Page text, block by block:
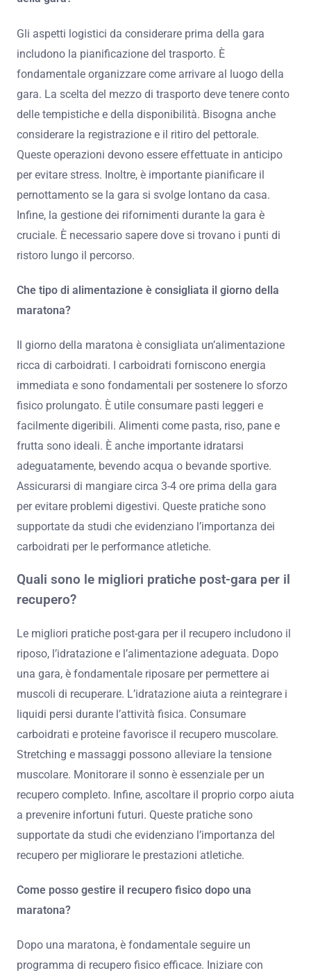
Gli aspetti logistici da considerare prima della gara
includono la pianificazione del trasporto. È
fondamentale organizzare come arrivare al luogo della
gara. La scelta del mezzo di trasporto deve tenere conto
delle tempistiche e della disponibilità. Bisogna anche
considerare la registrazione e il ritiro del pettorale.
Queste operazioni devono essere effettuate in anticipo
per evitare stress. Inoltre, è importante pianificare il
pernottamento se la gara si svolge lontano da casa.
Infine, la gestione dei rifornimenti durante la gara è
cruciale. È necessario sapere dove si trovano i punti di
ristoro lungo il percorso.
Che tipo di alimentazione è consigliata il giorno della
maratona?
Il giorno della maratona è consigliata un’alimentazione
ricca di carboidrati. I carboidrati forniscono energia
immediata e sono fondamentali per sostenere lo sforzo
fisico prolungato. È utile consumare pasti leggeri e
facilmente digeribili. Alimenti come pasta, riso, pane e
frutta sono ideali. È anche importante idratarsi
adeguatamente, bevendo acqua o bevande sportive.
Assicurarsi di mangiare circa 3-4 ore prima della gara
per evitare problemi digestivi. Queste pratiche sono
supportate da studi che evidenziano l’importanza dei
carboidrati per le performance atletiche.
Quali sono le migliori pratiche post-gara per il
recupero?
Le migliori pratiche post-gara per il recupero includono il
riposo, l’idratazione e l’alimentazione adeguata. Dopo
una gara, è fondamentale riposare per permettere ai
muscoli di recuperare. L’idratazione aiuta a reintegrare i
liquidi persi durante l’attività fisica. Consumare
carboidrati e proteine favorisce il recupero muscolare.
Stretching e massaggi possono alleviare la tensione
muscolare. Monitorare il sonno è essenziale per un
recupero completo. Infine, ascoltare il proprio corpo aiuta
a prevenire infortuni futuri. Queste pratiche sono
supportate da studi che evidenziano l’importanza del
recupero per migliorare le prestazioni atletiche.
Come posso gestire il recupero fisico dopo una
maratona?
Dopo una maratona, è fondamentale seguire un
programma di recupero fisico efficace. Iniziare con